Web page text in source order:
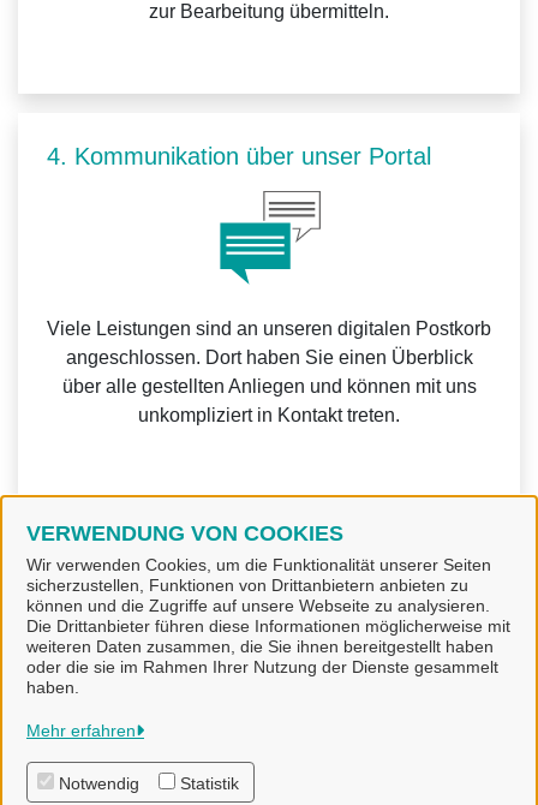
VERWENDUNG VON COOKIES
Wir verwenden Cookies, um die Funktionalität unserer Seiten
sicherzustellen, Funktionen von Drittanbietern anbieten zu
können und die Zugriffe auf unsere Webseite zu analysieren.
Die Drittanbieter führen diese Informationen möglicherweise mit
weiteren Daten zusammen, die Sie ihnen bereitgestellt haben
oder die sie im Rahmen Ihrer Nutzung der Dienste gesammelt
haben.
Mehr erfahren
Notwendig Statistik
zur Bearbeitung übermitteln.
4. Kommunikation über unser Portal
Viele Leistungen sind an unseren digitalen Postkorb
angeschlossen. Dort haben Sie einen Überblick
über alle gestellten Anliegen und können mit uns
unkompliziert in Kontakt treten.
Weitere Informationen zur BundID finden Sie auf der
FAQ-Seite des Bundes.
Stadt Alfeld (Leine)
Alle Rechte vorbehalten